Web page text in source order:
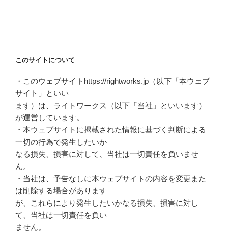
このサイトについて
・このウェブサイトhttps://rightworks.jp（以下「本ウェブ
サイト」といい
ます）は、ライトワークス（以下「当社」といいます）
が運営しています。
・本ウェブサイトに掲載された情報に基づく判断による
一切の行為で発生したいか
なる損失、損害に対して、当社は一切責任を負いませ
ん。
・当社は、予告なしに本ウェブサイトの内容を変更また
は削除する場合があります
が、これらにより発生したいかなる損失、損害に対し
て、当社は一切責任を負い
ません。